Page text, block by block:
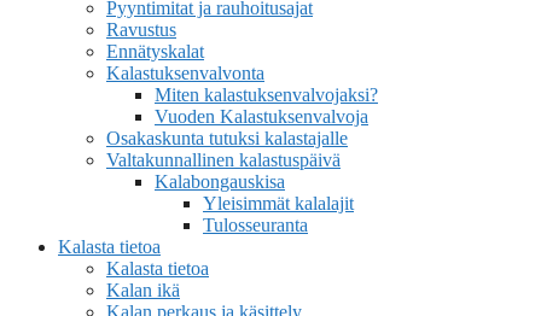
Pyyntimitat ja rauhoitusajat
Ravustus
Ennätyskalat
Kalastuksenvalvonta
Miten kalastuksenvalvojaksi?
Vuoden Kalastuksenvalvoja
Osakaskunta tutuksi kalastajalle
Valtakunnallinen kalastuspäivä
Kalabongauskisa
Yleisimmät kalalajit
Tulosseuranta
Kalasta tietoa
Kalasta tietoa
Kalan ikä
Kalan perkaus ja käsittely